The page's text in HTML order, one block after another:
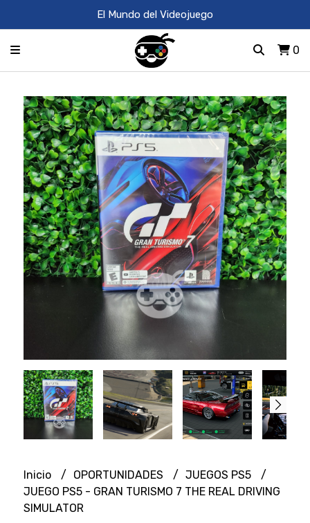
El Mundo del Videojuego
0
Inicio OPORTUNIDADES
JUEGOS PS5
JUEGO PS5 - GRAN TURISMO 7 THE REAL DRIVING
SIMULATOR